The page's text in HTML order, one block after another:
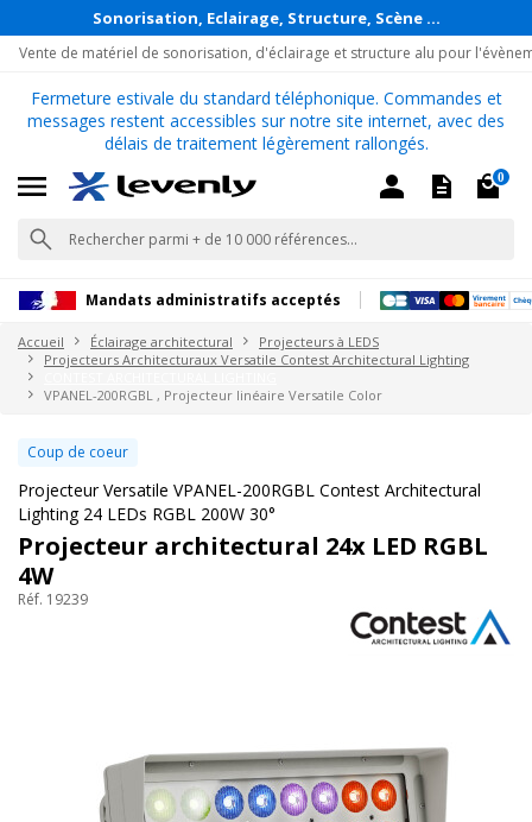
Sonorisation, Eclairage, Structure, Scène ...
Vente de matériel de sonorisation, d'éclairage et structure alu pour
Fermeture estivale du standard téléphonique. Commandes et
messages restent accessibles sur notre site internet, avec des
délais de traitement légèrement rallongés.
0
Mandats administratifs acceptés
Accueil Éclairage architectural
Projecteurs à LEDS
Projecteurs Architecturaux Versatile Contest Architectural Lighting
VPANEL-200RGBL , Projecteur linéaire Versatile Color
Coup de coeur
Projecteur Versatile VPANEL-200RGBL Contest Architectural
Lighting 24 LEDs RGBL 200W 30°
Projecteur architectural 24x LED RGBL
4W
Réf. 19239